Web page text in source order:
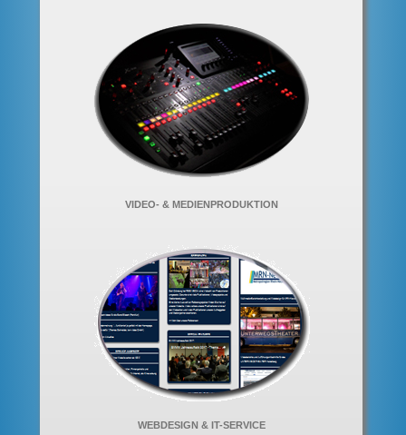
VIDEO- & MEDIENPRODUKTION
WEBDESIGN & IT-SERVICE